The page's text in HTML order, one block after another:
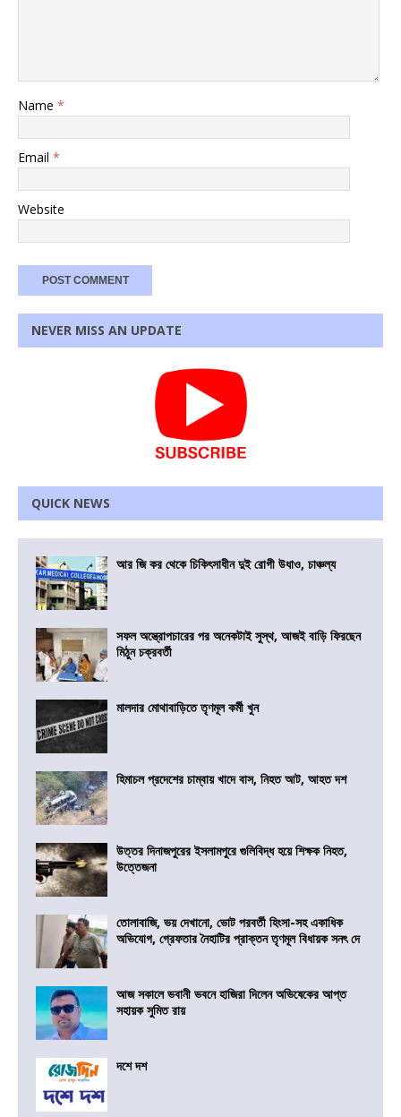
Name *
Email *
Website
NEVER MISS AN UPDATE
QUICK NEWS
আর জি কর থেকে চিকিৎসাধীন দুই রোগী উধাও, চাঞ্চল্য
সফল অস্ত্রোপচারের পর অনেকটাই সুস্থ, আজই বাড়ি ফিরছেন
মিঠুন চক্রবর্তী
মালদার মোথাবাড়িতে তৃণমূল কর্মী খুন
হিমাচল প্রদেশের চাম্বায় খাদে বাস, নিহত আট, আহত দশ
উত্তর দিনাজপুরের ইসলামপুরে গুলিবিদ্ধ হয়ে শিক্ষক নিহত,
উত্তেজনা
তোলাবাজি, ভয় দেখানো, ভোট পরবর্তী হিংসা-সহ একাধিক
অভিযোগ, গ্রেফতার নৈহাটির প্রাক্তন তৃণমূল বিধায়ক সনৎ দে
আজ সকালে ভবানী ভবনে হাজিরা দিলেন অভিষেকের আপ্ত
সহায়ক সুমিত রায়
দশে দশ